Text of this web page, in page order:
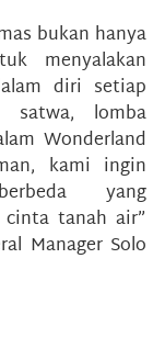
bukan hanya
menyalakan
diri setiap
satwa, lomba
Wonderland
kami ingin
yang
tanah air”
Manager Solo